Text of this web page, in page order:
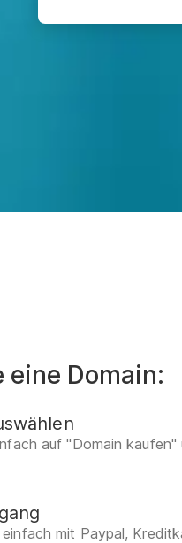
eine Domain:
auf "Domain
mit Paypal,